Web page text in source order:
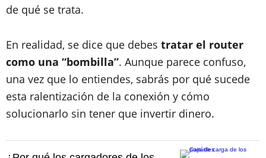
de qué se trata.
En realidad, se dice que debes tratar el router
como una “bombilla”. Aunque parece confuso,
una vez que lo entiendes, sabrás por qué sucede
esta ralentización de la conexión y cómo
solucionarlo sin tener que invertir dinero.